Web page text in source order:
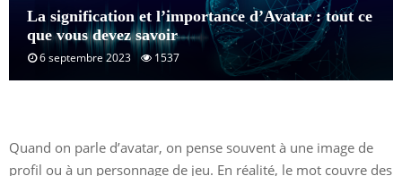
La signification et l’importance d’Avatar : tout ce
que vous devez savoir
6 septembre 2023 1537
Quand on parle d’avatar, on pense souvent à une image de
profil ou à un personnage de jeu. En réalité, le mot couvre des